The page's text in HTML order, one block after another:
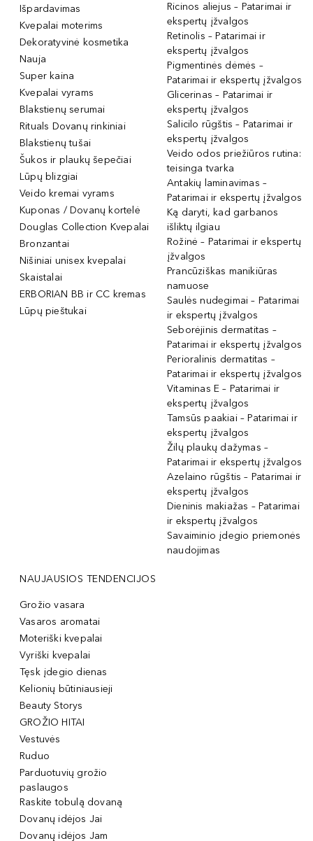
Išpardavimas
Kvepalai moterims
Dekoratyvinė kosmetika
Nauja
Super kaina
Kvepalai vyrams
Blakstienų serumai
Rituals Dovanų rinkiniai
Blakstienų tušai
Šukos ir plaukų šepečiai
Lūpų blizgiai
Veido kremai vyrams
Kuponas / Dovanų kortelė
Douglas Collection Kvepalai
Bronzantai
Nišiniai unisex kvepalai
Skaistalai
ERBORIAN BB ir CC kremas
Lūpų pieštukai
Ricinos aliejus – Patarimai ir
ekspertų įžvalgos
Retinolis – Patarimai ir
ekspertų įžvalgos
Pigmentinės dėmės –
Patarimai ir ekspertų įžvalgos
Glicerinas – Patarimai ir
ekspertų įžvalgos
Salicilo rūgštis – Patarimai ir
ekspertų įžvalgos
Veido odos priežiūros rutina:
teisinga tvarka
Antakių laminavimas –
Patarimai ir ekspertų įžvalgos
Ką daryti, kad garbanos
išliktų ilgiau
Rožinė – Patarimai ir ekspertų
įžvalgos
Prancūziškas manikiūras
namuose
Saulės nudegimai – Patarimai
ir ekspertų įžvalgos
Seborėjinis dermatitas –
Patarimai ir ekspertų įžvalgos
Perioralinis dermatitas –
Patarimai ir ekspertų įžvalgos
Vitaminas E – Patarimai ir
ekspertų įžvalgos
Tamsūs paakiai – Patarimai ir
ekspertų įžvalgos
Žilų plaukų dažymas –
Patarimai ir ekspertų įžvalgos
Azelaino rūgštis – Patarimai ir
ekspertų įžvalgos
Dieninis makiažas – Patarimai
ir ekspertų įžvalgos
Savaiminio įdegio priemonės
naudojimas
NAUJAUSIOS TENDENCIJOS
Grožio vasara
Vasaros aromatai
Moteriški kvepalai
Vyriški kvepalai
Tęsk įdegio dienas
Kelionių būtiniausieji
Beauty Storys
GROŽIO HITAI
Vestuvės
Ruduo
Parduotuvių grožio
paslaugos
Raskite tobulą dovaną
Dovanų idėjos Jai
Dovanų idėjos Jam